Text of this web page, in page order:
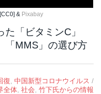
[CC0] & Pixabay
「ビタミンC」
「MMS」の選び方
復 中国新型コロナウイルス /
全体 社会 竹下氏からの情報